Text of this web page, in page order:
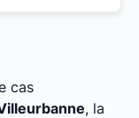
cas
, la